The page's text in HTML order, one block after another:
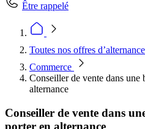
Être rappelé
Toutes nos offres
Commerce
Conseiller de vente dans une
alternance
Conseiller de vente dans
porter en alternance